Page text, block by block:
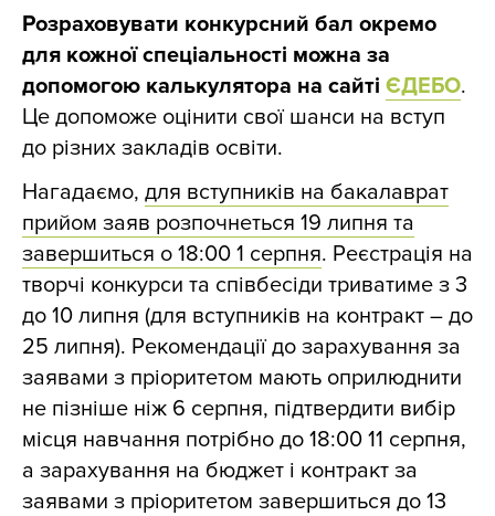
Розраховувати конкурсний бал окремо
для кожної спеціальності можна за
допомогою калькулятора на сайті ЄДЕБО.
Це допоможе оцінити свої шанси на вступ
до різних закладів освіти.
Нагадаємо, для вступників на бакалаврат
прийом заяв розпочнеться 19 липня та
завершиться о 18:00 1 серпня. Реєстрація на
творчі конкурси та співбесіди триватиме з 3
до 10 липня (для вступників на контракт – до
25 липня). Рекомендації до зарахування за
заявами з пріоритетом мають оприлюднити
не пізніше ніж 6 серпня, підтвердити вибір
місця навчання потрібно до 18:00 11 серпня,
а зарахування на бюджет і контракт за
заявами з пріоритетом завершиться до 13